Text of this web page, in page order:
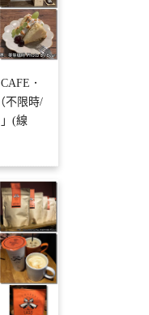
．
不限時/
(線